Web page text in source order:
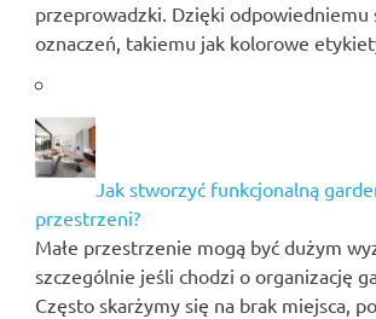
przeprowadzki. Dzięki odpowiedniemu
oznaczeń, takiemu jak kolorowe
Jak stworzyć funkcjonalną
przestrzeni?
Małe przestrzenie mogą być dużym
szczególnie jeśli chodzi o organizację
Często skarżymy się na brak miejsca,